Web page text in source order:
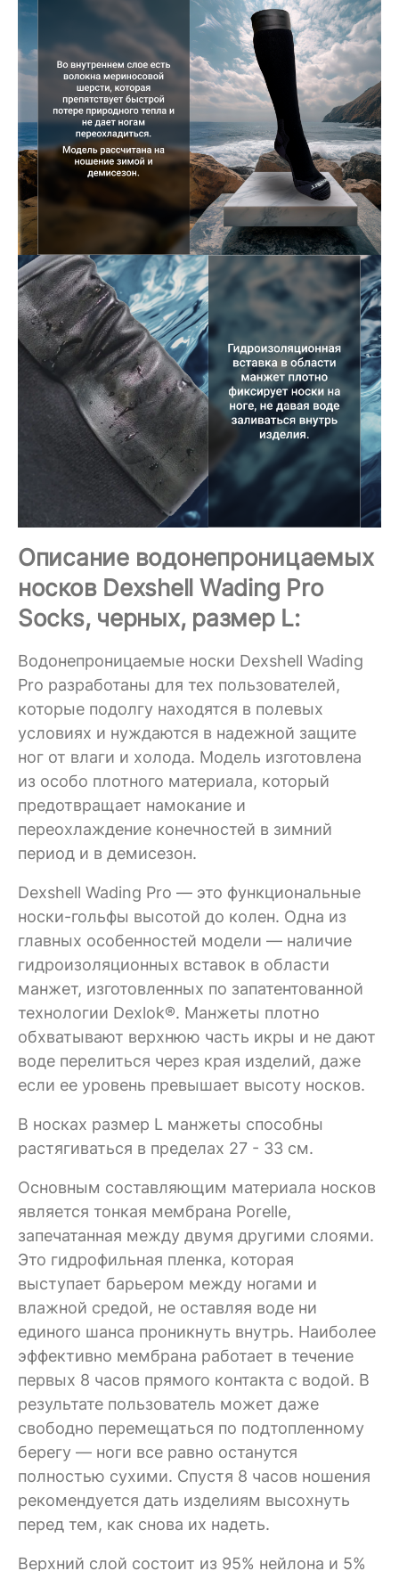
Описание водонепроницаемых
носков Dexshell Wading Pro
Socks, черных, размер L:
Водонепроницаемые носки Dexshell Wading
Pro разработаны для тех пользователей,
которые подолгу находятся в полевых
условиях и нуждаются в надежной защите
ног от влаги и холода. Модель изготовлена
из особо плотного материала, который
предотвращает намокание и
переохлаждение конечностей в зимний
период и в демисезон.
Dexshell Wading Pro — это функциональные
носки-гольфы высотой до колен. Одна из
главных особенностей модели — наличие
гидроизоляционных вставок в области
манжет, изготовленных по запатентованной
технологии Dexlok®. Манжеты плотно
обхватывают верхнюю часть икры и не дают
воде перелиться через края изделий, даже
если ее уровень превышает высоту носков.
В носках размер L манжеты способны
растягиваться в пределах 27 - 33 см.
Основным составляющим материала носков
является тонкая мембрана Porelle,
запечатанная между двумя другими слоями.
Это гидрофильная пленка, которая
выступает барьером между ногами и
влажной средой, не оставляя воде ни
единого шанса проникнуть внутрь. Наиболее
эффективно мембрана работает в течение
первых 8 часов прямого контакта с водой. В
результате пользователь может даже
свободно перемещаться по подтопленному
берегу — ноги все равно останутся
полностью сухими. Спустя 8 часов ношения
рекомендуется дать изделиям высохнуть
перед тем, как снова их надеть.
Верхний слой состоит из 95% нейлона и 5%